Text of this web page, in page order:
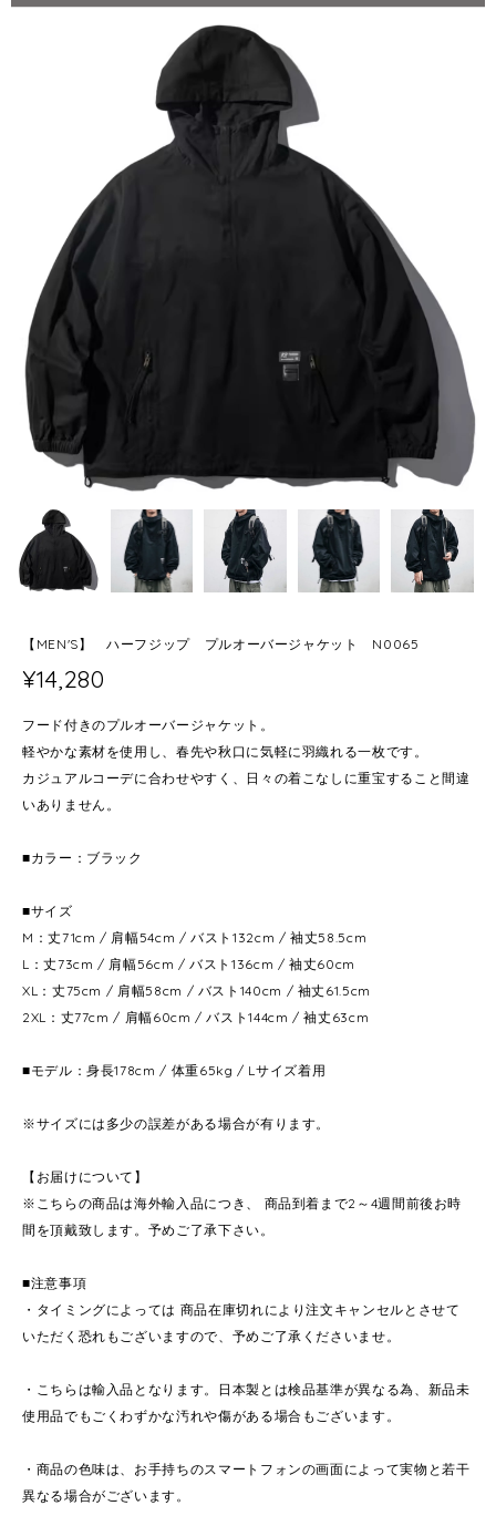
【MEN'S】 ハーフジップ プルオーバージャケット N0065
¥14,280
フード付きのプルオーバージャケット。
軽やかな素材を使用し、春先や秋口に気軽に羽織れる一枚です。
カジュアルコーデに合わせやすく、日々の着こなしに重宝すること間違
いありません。
■カラー：ブラック
■サイズ
M：丈71cm / 肩幅54cm / バスト132cm / 袖丈58.5cm
L：丈73cm / 肩幅56cm / バスト136cm / 袖丈60cm
XL：丈75cm / 肩幅58cm / バスト140cm / 袖丈61.5cm
2XL：丈77cm / 肩幅60cm / バスト144cm / 袖丈63cm
■モデル：身長178cm / 体重65kg / Lサイズ着用
※サイズには多少の誤差がある場合が有ります。
【お届けについて】
※こちらの商品は海外輸入品につき、 商品到着まで2～4週間前後お時
間を頂戴致します。予めご了承下さい。
■注意事項
・タイミングによっては 商品在庫切れにより注文キャンセルとさせて
いただく恐れもございますので、予めご了承くださいませ。
・こちらは輸入品となります。日本製とは検品基準が異なる為、新品未
使用品でもごくわずかな汚れや傷がある場合もございます。
・商品の色味は、お手持ちのスマートフォンの画面によって実物と若干
異なる場合がございます。